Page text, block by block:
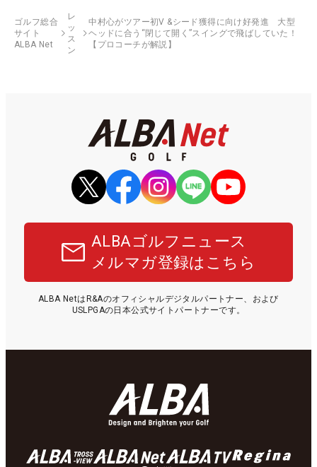
ゴルフ総合
サイト
ALBA Net
レ
ッ
ス
ン
中村心がツアー初V &シード獲得に向け好発進 大型
ヘッドに合う“閉じて開く”スイングで飛ばしていた！
【プロコーチが解説】
ALBAゴルフニュース
メルマガ登録はこちら
ALBA NetはR&Aのオフィシャルデジタルパートナー、および
USLPGAの日本公式サイトパートナーです。